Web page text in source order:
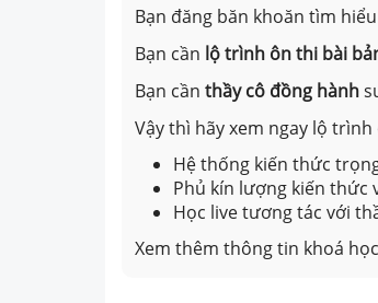
Bạn đăng băn khoăn tìm
Bạn cần lộ trình ôn thi bài
Bạn cần thầy cô đồng hành
Vậy thì hãy xem ngay lộ trình
Hệ thống kiến thức
Phủ kín lượng kiến thức
Học live tương tác với
Xem thêm thông tin khoá